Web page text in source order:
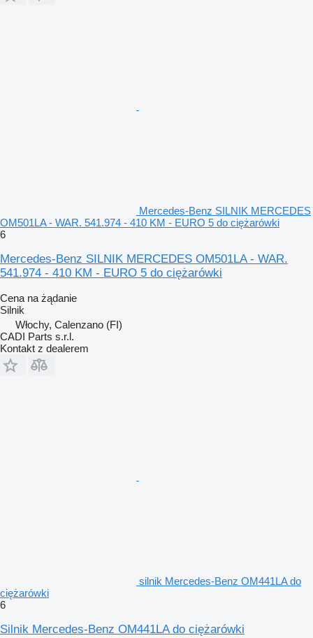
Mercedes-Benz SILNIK MERCEDES
OM501LA - WAR. 541.974 - 410 KM - EURO 5 do ciężarówki
6
Mercedes-Benz SILNIK MERCEDES OM501LA - WAR.
541.974 - 410 KM - EURO 5 do ciężarówki
Cena na żądanie
Silnik
Włochy, Calenzano (FI)
CADI Parts s.r.l.
Kontakt z dealerem
silnik Mercedes-Benz OM441LA do
ciężarówki
6
Silnik Mercedes-Benz OM441LA do ciężarówki